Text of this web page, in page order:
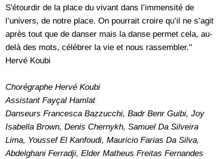
S'étourdir de la place du vivant dans l’immensité de
l’univers, de notre place. On pourrait croire qu’il ne s’agit
après tout que de danser mais la danse permet cela, au-
delà des mots, célébrer la vie et nous rassembler."
Hervé Koubi
Chorégraphe Hervé Koubi
Assistant Fayçal Hamlat
Danseurs Francesca Bazzucchi, Badr Benr Guibi, Joy
Isabella Brown, Denis Chernykh, Samuel Da Silveira
Lima, Youssef El Kanfoudi, Mauricio Farias Da Silva,
Abdelghani Ferradji, Elder Matheus Freitas Fernandes